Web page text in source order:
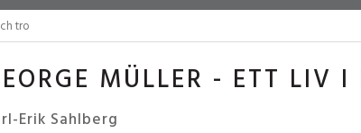
tro
MÜLLER - ETT LIV I
Erik Sahlberg